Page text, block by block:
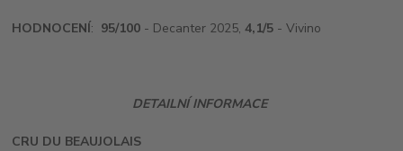
HODNOCENÍ: 95/100 - Decanter 2025,4,1/5 - Vivino
DETAILNÍ INFORMACE
CRU DU BEAUJOLAIS